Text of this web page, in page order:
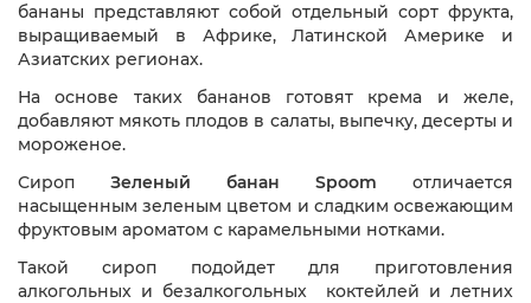
бананы представляют собой отдельный сорт фрукта,
выращиваемый в Африке, Латинской Америке и
Азиатских регионах.
На основе таких бананов готовят крема и желе,
добавляют мякоть плодов в салаты, выпечку, десерты и
мороженое.
Сироп Зеленый банан Spoom отличается
насыщенным зеленым цветом и сладким освежающим
фруктовым ароматом с карамельными нотками.
Такой сироп подойдет для приготовления
алкогольных и безалкогольных коктейлей и летних